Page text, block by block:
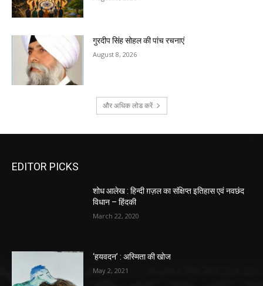
गुरदीप सिंह सोहल की पांच रचनाएं
August 8, 2026
और अधिक लोड करें
EDITOR PICKS
शोध आलेख : हिन्दी ग़ज़ल का संक्षिप्त इतिहास एवं नवछंद
विधान – हिंदकी
March 22, 2020
‘हयवदन’ : अस्मिता की खोज
May 2, 2021